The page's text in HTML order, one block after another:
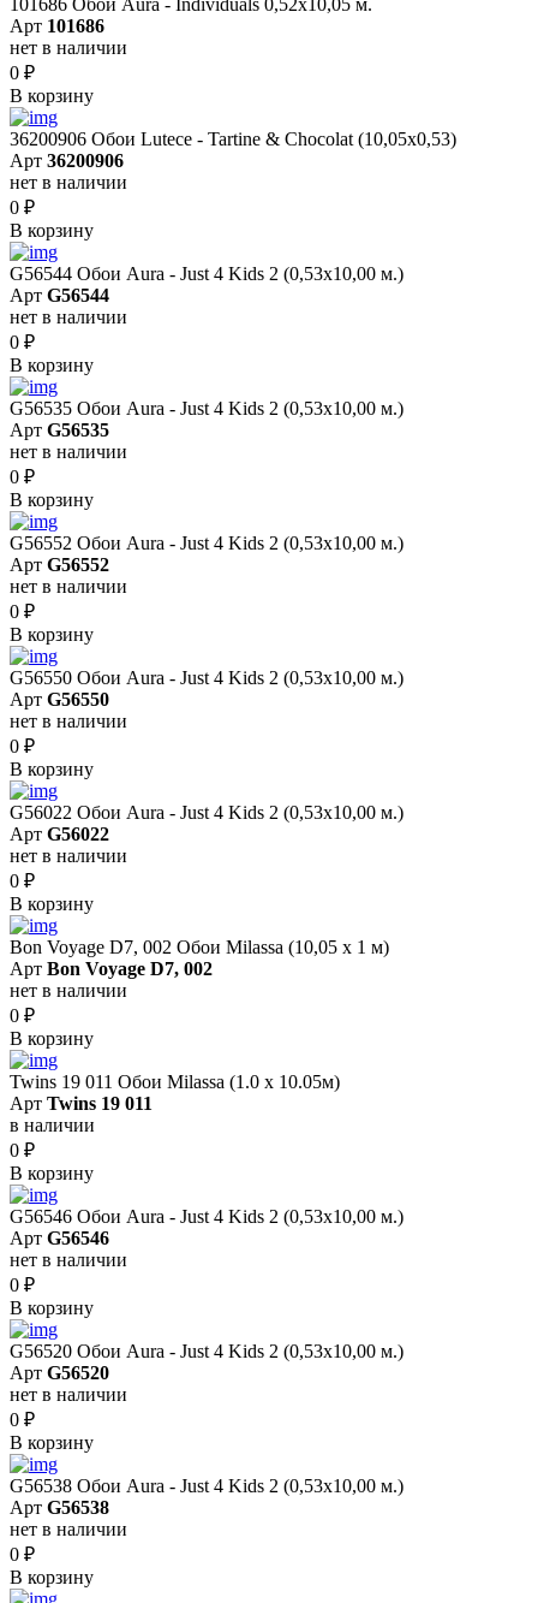
Арт 101686
нет в наличии
0 ₽
В корзину
36200906 Обои Lutece - Tartine & Chocolat (10,05x0,53)
Арт 36200906
нет в наличии
0 ₽
В корзину
G56544 Обои Aura - Just 4 Kids 2 (0,53х10,00 м.)
Арт G56544
нет в наличии
0 ₽
В корзину
G56535 Обои Aura - Just 4 Kids 2 (0,53х10,00 м.)
Арт G56535
нет в наличии
0 ₽
В корзину
G56552 Обои Aura - Just 4 Kids 2 (0,53х10,00 м.)
Арт G56552
нет в наличии
0 ₽
В корзину
G56550 Обои Aura - Just 4 Kids 2 (0,53х10,00 м.)
Арт G56550
нет в наличии
0 ₽
В корзину
G56022 Обои Aura - Just 4 Kids 2 (0,53х10,00 м.)
Арт G56022
нет в наличии
0 ₽
В корзину
Bon Voyage D7, 002 Обои Milassa (10,05 х 1 м)
Арт Bon Voyage D7, 002
нет в наличии
0 ₽
В корзину
Twins 19 011 Обои Milassa (1.0 х 10.05м)
Арт Twins 19 011
в наличии
0 ₽
В корзину
G56546 Обои Aura - Just 4 Kids 2 (0,53х10,00 м.)
Арт G56546
нет в наличии
0 ₽
В корзину
G56520 Обои Aura - Just 4 Kids 2 (0,53х10,00 м.)
Арт G56520
нет в наличии
0 ₽
В корзину
G56538 Обои Aura - Just 4 Kids 2 (0,53х10,00 м.)
Арт G56538
нет в наличии
0 ₽
В корзину